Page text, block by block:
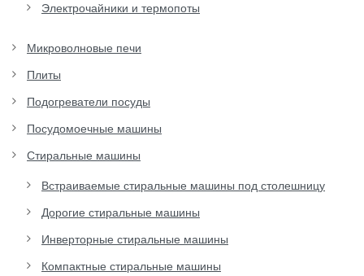
Электрочайники и термопоты
Микроволновые печи
Плиты
Подогреватели посуды
Посудомоечные машины
Стиральные машины
Встраиваемые стиральные машины под столешницу
Дорогие стиральные машины
Инверторные стиральные машины
Компактные стиральные машины